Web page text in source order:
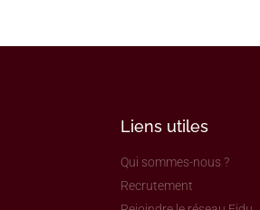
Liens utiles
Qui sommes-nous ?
Recrutement